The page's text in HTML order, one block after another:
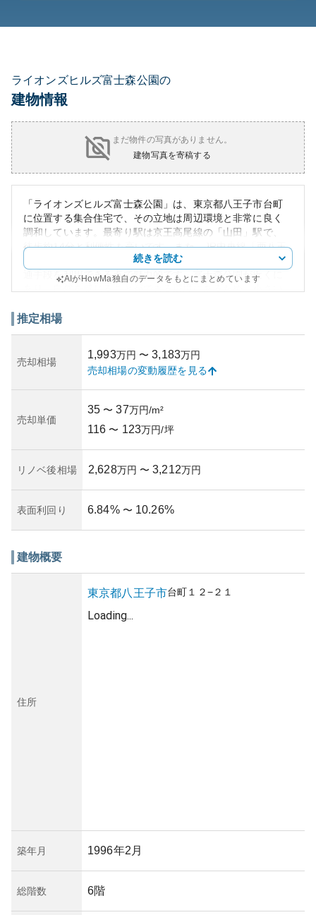
ライオンズヒルズ富士森公園の
建物情報
まだ物件の写真がありません。
建物写真を寄稿する
「ライオンズヒルズ富士森公園」は、東京都八王子市台町
に位置する集合住宅で、その立地は周辺環境と非常に良く
調和しています。最寄り駅は京王高尾線の「山田」駅で、
徒歩約14分と利便性も高いです。また、JR中央線「西八王
子」駅からも徒歩約17分でアクセス可能なため、複数の交
通手段を利用できる点で魅力的です。富士森公園が近くに
れています。このマンションは、周囲の緑豊かな景観を活
と調和しつつも自らの存在感を保っています。物件の価値
については、好立地でありながら手頃な価格帯で取引され
ることが多く、資産的魅力も認められます。しかし、築年
クがあることを考慮に入れる必要があります。主要設備や
共用部分のメンテナンス状況を確認することで、その所有
続きを読む
AIがHowMa独自のデータをもとにまとめています
推定相場
売却相場
1,993万円 〜 3,183万円
売却相場の変動履歴を見る
売却単価
35 〜 37万円/m²
116 〜 123万円/坪
リノベ後相場 2,628万円 〜 3,212万円
表面利回り 6.84% 〜 10.26%
建物概要
住所
東京都八王子市台町１２−２１
Loading...
築年月 1996年2月
総階数 6階